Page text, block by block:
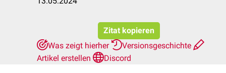
Zitat kopieren
Was zeigt hierher
Versionsgeschichte
Artikel erstellen
Discord